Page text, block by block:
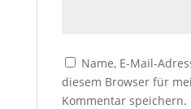
Name, E-Mail-
diesem Browser für
Kommentar speichern.